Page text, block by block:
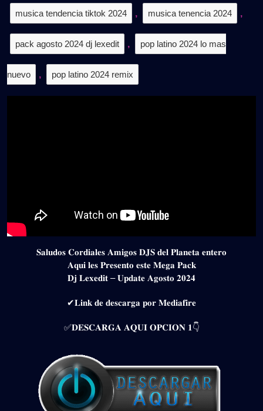
musica tendencia tiktok 2024 , musica tenencia 2024 ,
pack agosto 2024 dj lexedit , pop latino 2024 lo mas
nuevo , pop latino 2024 remix
𝐒𝐚𝐥𝐮𝐝𝐨𝐬 𝐂𝐨𝐫𝐝𝐢𝐚𝐥𝐞𝐬 𝐀𝐦𝐢𝐠𝐨𝐬 𝐃𝐉𝐒 𝐝𝐞𝐥 𝐏𝐥𝐚𝐧𝐞𝐭𝐚 𝐞𝐧𝐭𝐞𝐫𝐨
𝐀𝐪𝐮𝐢 𝐥𝐞𝐬 𝐏𝐫𝐞𝐬𝐞𝐧𝐭𝐨 𝐞𝐬𝐭𝐞 𝐌𝐞𝐠𝐚 𝐏𝐚𝐜𝐤
𝐃𝐣 𝐋𝐞𝐱𝐞𝐝𝐢𝐭 – 𝐔𝐩𝐝𝐚𝐭𝐞 𝐀𝐠𝐨𝐬𝐭𝐨 𝟐𝟎𝟐𝟒
✔𝐋𝐢𝐧𝐤 𝐝𝐞 𝐝𝐞𝐬𝐜𝐚𝐫𝐠𝐚 𝐩𝐨𝐫 𝐌𝐞𝐝𝐢𝐚𝐟𝐢𝐫𝐞
✅𝐃𝐄𝐒𝐂𝐀𝐑𝐆𝐀 𝐀𝐐𝐔𝐈 𝐎𝐏𝐂𝐈𝐎𝐍 𝟏👇